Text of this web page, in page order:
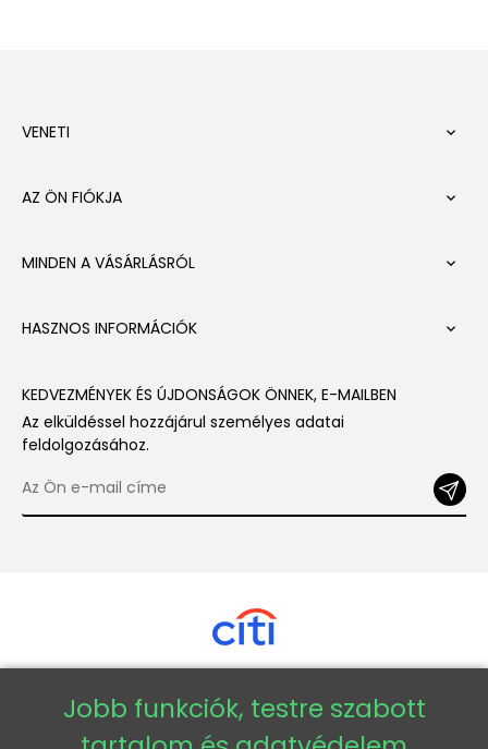
VENETI 
AZ ÖN FIÓKJA 
MINDEN A VÁSÁRLÁSRÓL 
HASZNOS INFORMÁCIÓK 
KEDVEZMÉNYEK ÉS ÚJDONSÁGOK ÖNNEK, E-MAILBEN
Az elküldéssel hozzájárul személyes adatai
feldolgozásához.
Copyright © 2026 - Veneti™
Jobb funkciók, testre szabott